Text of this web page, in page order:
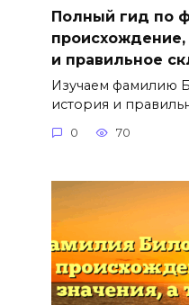
Полный гид по
происхождение,
и правильное
Изучаем фамилию
история и
0 70